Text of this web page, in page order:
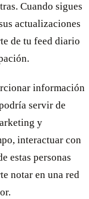
Cuando sigues
actualizaciones
de tu feed diario
información
servir de
y
interactuar con
estas personas
notar en una red